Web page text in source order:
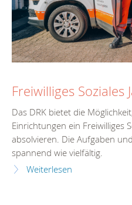
Freiwilliges Soziales
Das DRK bietet die
Einrichtungen ein Freiwilliges
absolvieren. Die Aufgaben
spannend wie vielfältig.
Weiterlesen